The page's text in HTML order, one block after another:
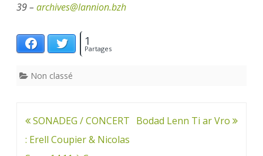
39 – archives@lannion.bzh
Facebook TwitterPartages
1
Non classé
Navigation
de
SONADEG / CONCERT
: Erell Coupier & Nicolas
Bodad Lenn Ti ar Vro